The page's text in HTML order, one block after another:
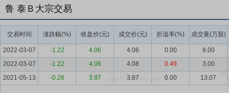
端小规模色织产能退出市场已成必然趋势。从长期来看,随着全球经济
需求也会不断增长,同时也会出现市场向中大型企业集中的倾向。
要点5：完整的产业链和国际化布局
公司拥有棉花种植、纺纱、漂染
势。公司业已在柬埔寨、缅甸、越南等国建设生产基地,在意大利成立
固公司国际色织面料生产的龙头地位。
要点6：良好的综合管理能力
公司自1995年起依次通过了ISO9000
鲁 泰Ｂ大宗交易
交易时间 涨跌幅(%) 收盘价(元) 成交价(元) 折溢率(%) 成交量(万股)
2022-03-07 -1.22 4.06 4.06 0.00
8.00
2022-03-07
-1.22 4.06 4.08 0.49
3.00
2021-05-13
-0.26 3.87 3.87 0.00 13.07